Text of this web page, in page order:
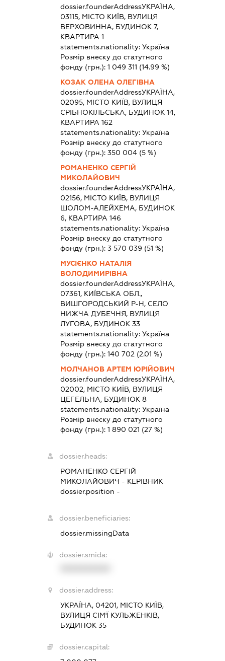
dossier.founderAddressУКРАЇНА,
03115, МІСТО КИЇВ, ВУЛИЦЯ
ВЕРХОВИННА, БУДИНОК 7,
КВАРТИРА 1
statements.nationality:Україна
Розмір внеску до статутного
фонду (грн.):1 049 311 (14.99 %)
КОЗАК ОЛЕНА ОЛЕГІВНА
dossier.founderAddressУКРАЇНА,
02095, МІСТО КИЇВ, ВУЛИЦЯ
СРІБНОКІЛЬСЬКА, БУДИНОК 14,
КВАРТИРА 162
statements.nationality:Україна
Розмір внеску до статутного
фонду (грн.):350 004 (5 %)
РОМАНЕНКО СЕРГІЙ
МИКОЛАЙОВИЧ
dossier.founderAddressУКРАЇНА,
02156, МІСТО КИЇВ, ВУЛИЦЯ
ШОЛОМ-АЛЕЙХЕМА, БУДИНОК
6, КВАРТИРА 146
statements.nationality:Україна
Розмір внеску до статутного
фонду (грн.):3 570 039 (51 %)
МУСІЄНКО НАТАЛІЯ
ВОЛОДИМИРІВНА
dossier.founderAddressУКРАЇНА,
07361, КИЇВСЬКА ОБЛ.,
ВИШГОРОДСЬКИЙ Р-Н, СЕЛО
НИЖЧА ДУБЕЧНЯ, ВУЛИЦЯ
ЛУГОВА, БУДИНОК 33
statements.nationality:Україна
Розмір внеску до статутного
фонду (грн.):140 702 (2.01 %)
МОЛЧАНОВ АРТЕМ ЮРІЙОВИЧ
dossier.founderAddressУКРАЇНА,
02002, МІСТО КИЇВ, ВУЛИЦЯ
ЦЕГЕЛЬНА, БУДИНОК 8
statements.nationality:Україна
Розмір внеску до статутного
фонду (грн.):1 890 021 (27 %)
dossier.heads:
РОМАНЕНКО СЕРГІЙ
МИКОЛАЙОВИЧ - КЕРІВНИК
dossier.position -
dossier.beneficiaries:
dossier.missingData
dossier.smida:
dossier.address:
УКРАЇНА, 04201, МІСТО КИЇВ,
ВУЛИЦЯ СІМ'Ї КУЛЬЖЕНКІВ,
БУДИНОК 35
dossier.capital: